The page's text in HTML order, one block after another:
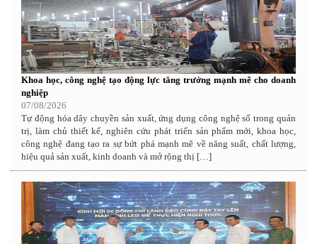
Khoa học, công nghệ tạo động lực tăng trưởng mạnh mẽ cho doanh
nghiệp
07/08/2026
Tự động hóa dây chuyền sản xuất, ứng dụng công nghệ số trong quản
trị, làm chủ thiết kế, nghiên cứu phát triển sản phẩm mới, khoa học,
công nghệ đang tạo ra sự bứt phá mạnh mẽ về năng suất, chất lượng,
hiệu quả sản xuất, kinh doanh và mở rộng thị […]